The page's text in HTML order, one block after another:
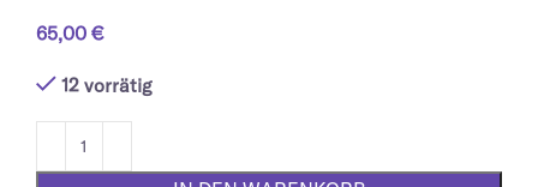
65,00 €
12 vorrätig